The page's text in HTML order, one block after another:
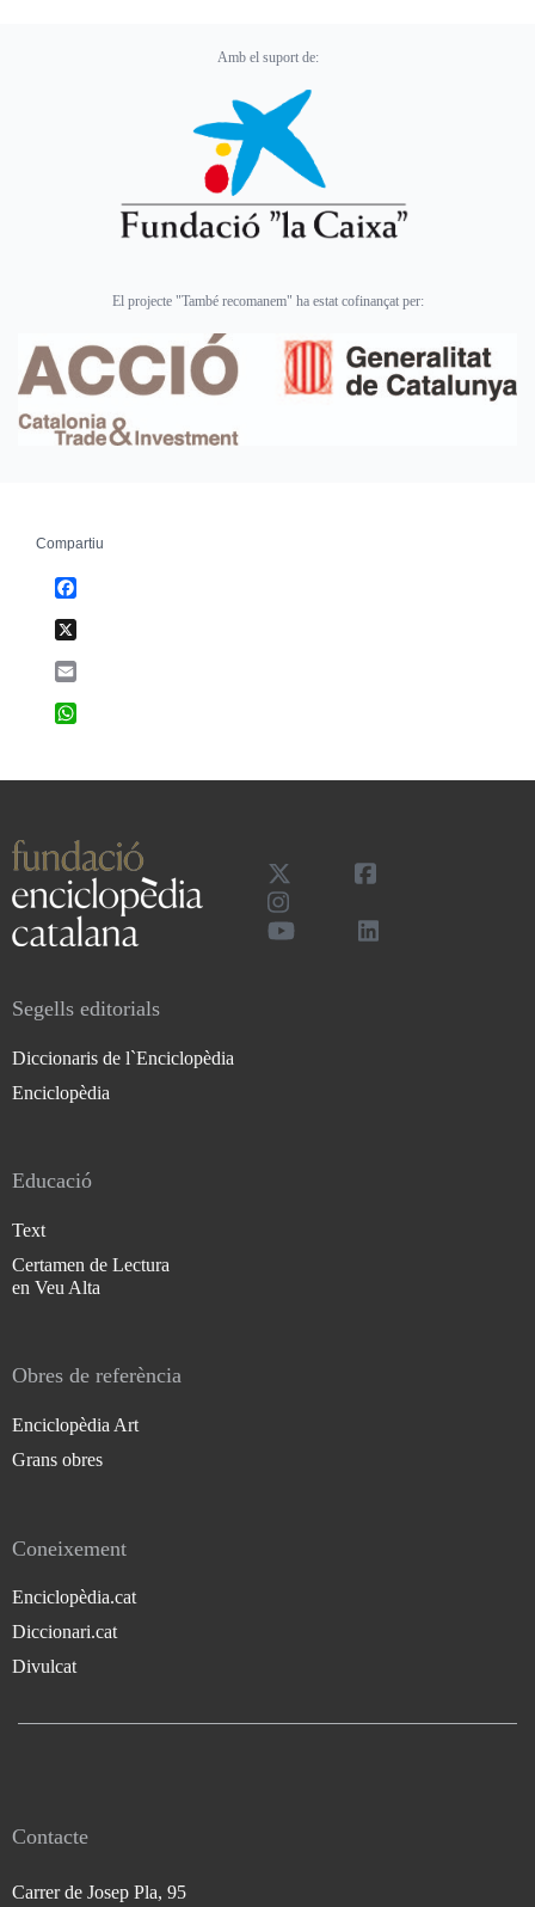
Amb el suport de:
El projecte "També recomanem" ha estat cofinançat per:
Compartiu
Segells editorials
Diccionaris de l`Enciclopèdia
Enciclopèdia
Educació
Text
Certamen de Lectura
en Veu Alta
Obres de referència
Enciclopèdia Art
Grans obres
Coneixement
Enciclopèdia.cat
Diccionari.cat
Divulcat
Contacte
Carrer de Josep Pla, 95